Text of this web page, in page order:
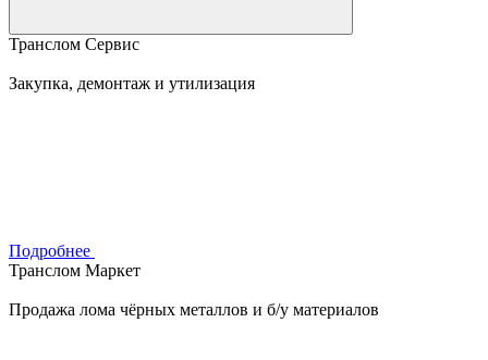
Транслом Сервис
Закупка, демонтаж и утилизация
Подробнее
Транслом Маркет
Продажа лома чёрных металлов и б/у материалов